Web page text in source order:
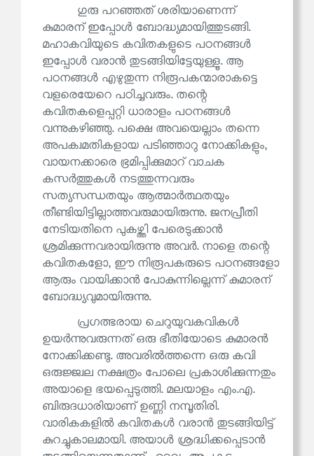
ഗുരു പറഞ്ഞത് ശരിയാണെന്ന്
കുമാരന് ഇപ്പോൾ ബോദ്ധ്യമായിത്തുടങ്ങി.
മഹാകവിയുടെ കവിതകളുടെ പഠനങ്ങൾ
ഇപ്പോൾ വരാൻ തുടങ്ങിയിട്ടേയുള്ളൂ. ആ
പഠനങ്ങൾ എഴുതുന്ന നിരൂപകന്മാരാകട്ടെ
വളരെയേറെ പഠിച്ചവരും. തന്റെ
കവിതകളെപ്പറ്റി ധാരാളം പഠനങ്ങൾ
വന്നുകഴിഞ്ഞു. പക്ഷെ അവയെല്ലാം തന്നെ
അപക്വമതികളായ പടിഞ്ഞാറു നോക്കികളും,
വായനക്കാരെ ഭ്രമിപ്പിക്കുമാറ് വാചക
കസർത്തുകൾ നടത്തുന്നവരും
സത്യസന്ധതയും ആത്മാർത്ഥതയും
തീണ്ടിയിട്ടില്ലാത്തവരുമായിരുന്നു. ജനപ്രീതി
നേടിയതിനെ പുകഴ്ത്തി പേരെടുക്കാൻ
ശ്രമിക്കുന്നവരായിരുന്നു അവർ. നാളെ തന്റെ
കവിതകളോ, ഈ നിരൂപകരുടെ പഠനങ്ങളോ
ആരും വായിക്കാൻ പോകുന്നില്ലെന്ന് കുമാരന്
ബോദ്ധ്യവുമായിരുന്നു.
പ്രഗത്ഭരായ ചെറുയുവകവികൾ
ഉയർന്നുവരുന്നത് ഒരു ഭീതിയോടെ കുമാരൻ
നോക്കിക്കണ്ടു. അവരിൽത്തന്നെ ഒരു കവി
ഒരുജ്ജ്വല നക്ഷത്രം പോലെ പ്രകാശിക്കുന്നതും
അയാളെ ഭയപ്പെടുത്തി. മലയാളം എം.എ.
ബിരുദധാരിയാണ് ഉണ്ണി നമ്പൂതിരി.
വാരികകളിൽ കവിതകൾ വരാൻ തുടങ്ങിയിട്ട്
കുറച്ചുകാലമായി. അയാൾ ശ്രദ്ധിക്കപ്പെടാൻ